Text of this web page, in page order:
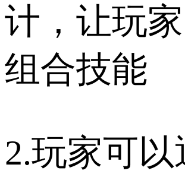
计，让玩
组合技能
2.玩家可以